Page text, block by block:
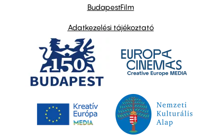
BudapestFilm
Adatkezelési tájékoztató